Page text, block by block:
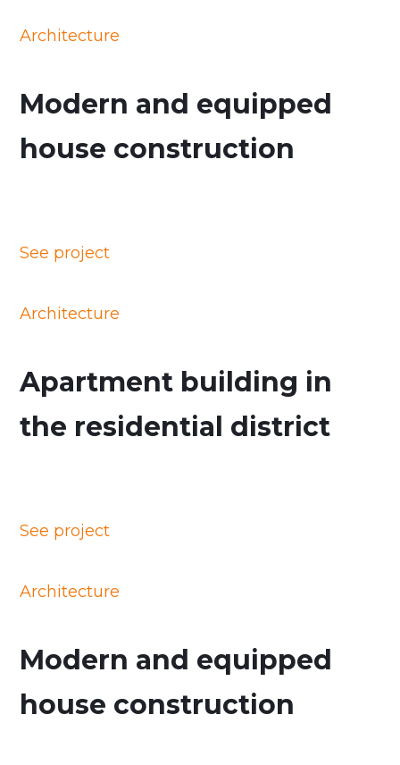
Architecture
Modern and equipped
house construction
See project
Architecture
Apartment building in
the residential district
See project
Architecture
Modern and equipped
house construction